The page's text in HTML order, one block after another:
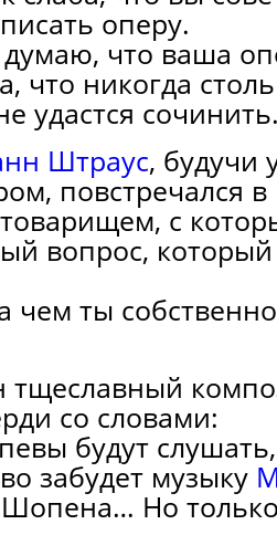
оперу.
что ваша
что никогда
удастся
Штраус, будучи
повстречался
с
вопрос, который
ты
тщеславный
со словами:
будут слушать,
забудет музыку
Шопена… Но